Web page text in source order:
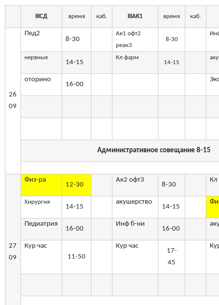
СД время каб. АК1 время каб.
26
09
Пед2
8-30
Ак1 офт2
реан3
8-30
нервные
14-15
Кл фарм
14-15
оторино
16-00
Административное совещание 8-15
27
09
Физ-ра
12-30
Ак2 офт3
8-30
Хирургия
14-15
акушерство
14-15
Педиатрия
16-00
Инф б-ни
16-00
Кур час
11-50
Кур час
17-
45